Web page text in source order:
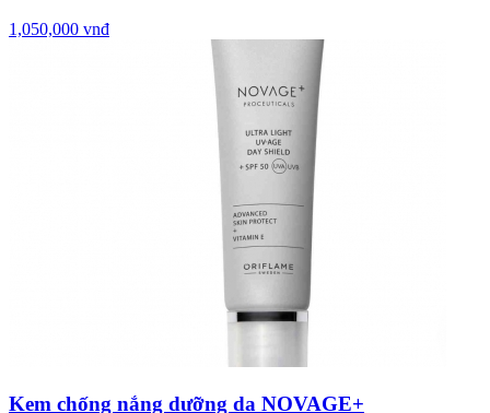
1,050,000 vnđ
Kem chống nắng dưỡng da NOVAGE+